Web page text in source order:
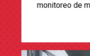
monitoreo de